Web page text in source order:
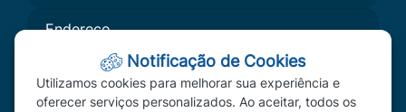
Endereço
Av. Primavera, Nº 300 - Bairro Primavera II,
Primavera do Leste, MT - CEP: 78850-000
Imprensa
Notificação de Cookies
Utilizamos cookies para melhorar sua experiência e
oferecer serviços personalizados. Ao aceitar, todos os